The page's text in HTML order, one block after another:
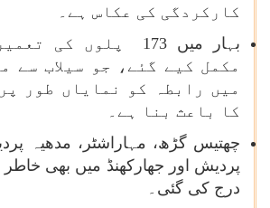
کارکردگی کی عکاس ہے۔
بہار میں 173 پلوں
مکمل کیے گئے، جو سیلاب سے
میں رابطہ کو نمایاں طور
کا باعث بنا ہے۔
چھتیس گڑھ، مہاراشٹر، مدھیہ
پردیش اور جھارکھنڈ میں بھی
درج کی گئی۔